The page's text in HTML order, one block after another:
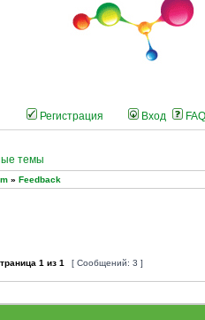
Регистрация Вход FAQ
темы
» Feedback
1 из 1 [ Сообщений: 3 ]